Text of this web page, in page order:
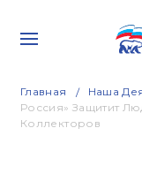
Главная Наша
Россия» Защитит
Коллекторов